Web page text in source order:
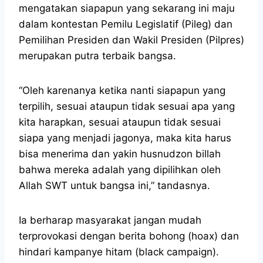
mengatakan siapapun yang sekarang ini maju
dalam kontestan Pemilu Legislatif (Pileg) dan
Pemilihan Presiden dan Wakil Presiden (Pilpres)
merupakan putra terbaik bangsa.
“Oleh karenanya ketika nanti siapapun yang
terpilih, sesuai ataupun tidak sesuai apa yang
kita harapkan, sesuai ataupun tidak sesuai
siapa yang menjadi jagonya, maka kita harus
bisa menerima dan yakin husnudzon billah
bahwa mereka adalah yang dipilihkan oleh
Allah SWT untuk bangsa ini,” tandasnya.
Ia berharap masyarakat jangan mudah
terprovokasi dengan berita bohong (hoax) dan
hindari kampanye hitam (black campaign).